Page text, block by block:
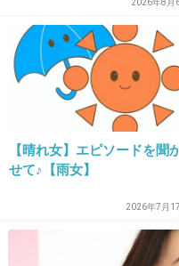
21. 匿名 2014/05/07(水) 00:04:30
ビジュアルは大事
22. 匿名 2014/05/07(水) 00:05:58
口臭がキツイとイケ
2026年8月
【晴れ女】エピソードを聞
せて♪【雨女】
2026年7月